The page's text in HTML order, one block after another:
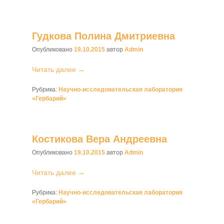
Гудкова Полина Дмитриевна
Опубликовано 19.10.2015 автор Admin
Читать далее →
Рубрика: Научно-исследовательская лаборатория
«Гербарий»
Костикова Вера Андреевна
Опубликовано 19.10.2015 автор Admin
Читать далее →
Рубрика: Научно-исследовательская лаборатория
«Гербарий»